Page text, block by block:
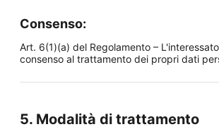
Consenso:
Art. 6(1)(a) del Regolamento –
consenso al trattamento dei propri dati
5. Modalità di trattamento